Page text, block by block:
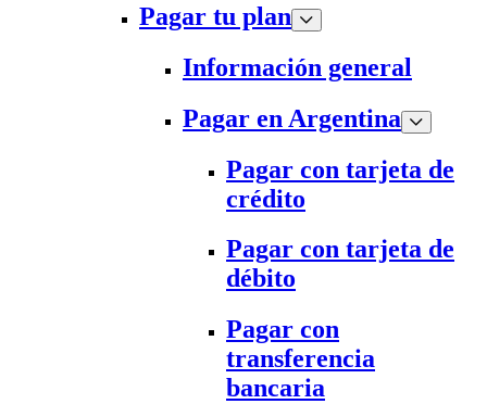
Pagar tu plan
Información general
Pagar en Argentina
Pagar con tarjeta de
crédito
Pagar con tarjeta de
débito
Pagar con
transferencia
bancaria